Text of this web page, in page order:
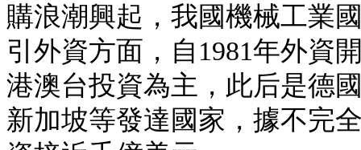
購浪潮興起，我國機械工業
引外資方面，自1981年外資
港澳台投資為主，此后是德
新加坡等發達國家，據不完